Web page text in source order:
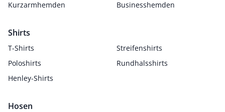
Kurzarmhemden
Businesshemden
Shirts
T-Shirts
Streifenshirts
Poloshirts
Rundhalsshirts
Henley-Shirts
Hosen